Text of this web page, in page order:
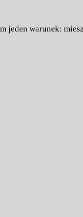
warunek: